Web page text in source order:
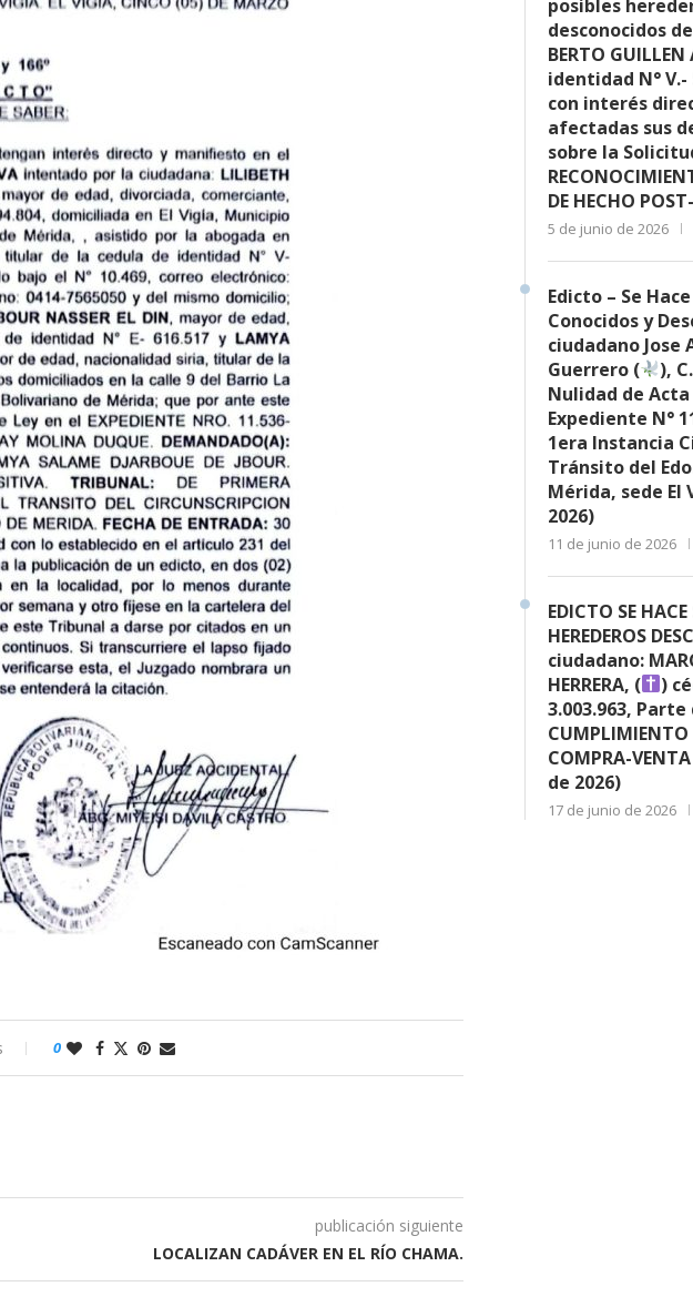
0
publicación siguiente
LOCALIZAN CADÁVER EN EL RÍO CHAMA.
posibles
desconocidos
BERTO GUILLEN
identidad N° V.-
con interés
afectadas sus
sobre la
DE HECHO
5 de junio de 2026
Edicto – Se
Conocidos y
ciudadano Jose
Guerrero (
),
Nulidad de
Expediente N°
1era Instancia
Tránsito del
Mérida, sede El
2026)
11 de junio de 2026
EDICTO SE
HEREDEROS
ciudadano:
HERRERA, (
)
3.003.963,
CUMPLIMIENTO
COMPRA-
de 2026)
17 de junio de 2026